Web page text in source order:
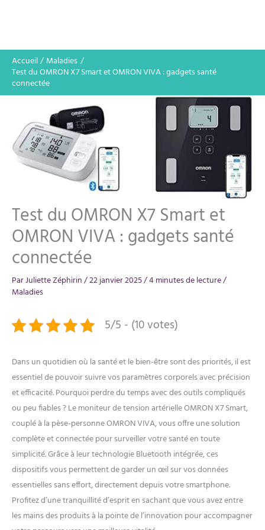
Accueil
Maladies
Test du OMRON X7 Smart et OMRON VIVA : gadgets santé
connectée
Test du OMRON X7 Smart et
OMRON VIVA : gadgets santé
connectée
ParJuliette Zéphirin/22 janvier 2025/4 minutes de lecture/
Maladies
5/5 - (10 votes)
Dans un quotidien où la santé et le bien-être sont des priorités, il est
essentiel de pouvoir suivre vos paramètres corporels avec précision
et efficacité. Pourquoi perdre du temps avec des outils compliqués
ou peu fiables ? Le moniteur de tension artérielle OMRON X7 Smart,
couplé à la pèse-personne OMRON VIVA, vous offre une solution
complète et connectée pour surveiller votre santé en toute
simplicité. Grâce à leur technologie Bluetooth intégrée, ces
dispositifs vous permettent de garder un œil sur vos données
essentielles sans effort, directement depuis votre smartphone.
Profitez d’une tranquillité d’esprit en sachant que vous avez entre
les mains des produits à la pointe de l’innovation pour accompagner